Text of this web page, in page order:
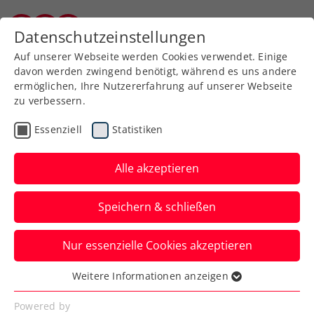
Zurück zur Newsübersicht
Turniere
Erste Bank Open:
Schwärzler gewinnt 4
Games und viele
Erfahrungen
Die Nummer drei der Welt ist für den
ÖTV-Youngster bei dessen Debüt beim
ATP-Turnier in Wien zu stark.
Datenschutzeinstellungen
Auf unserer Webseite werden Cookies verwendet. Einige
davon werden zwingend benötigt, während es uns andere
ermöglichen, Ihre Nutzererfahrung auf unserer Webseite
zu verbessern.
Essenziell Statistiken
Alle akzeptieren
Speichern & schließen
Nur essenzielle Cookies akzeptieren
Essenziell
Essenzielle Cookies werden für grundlegende
Weitere Informationen anzeigen
Powered by